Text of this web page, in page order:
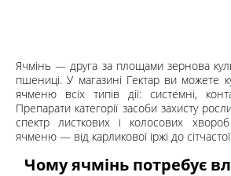
Ячмінь — друга за площами зернова
пшениці. У магазині Гектарви можете
ячменю всіх типів дії: системні,
Препарати категорії засоби захисту
спектр листкових і колосових
ячменю — від карликової іржі до
Чому ячмінь потребує